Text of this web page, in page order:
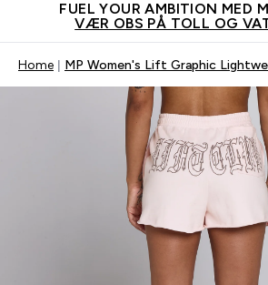
FUEL YOUR AMBITION MED
VÆR OBS PÅ TOLL OG
Home MP Women's Lift Graphic